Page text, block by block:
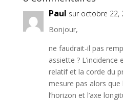
Paul sur octobre 22,
Bonjour,
ne faudrait-il pas
assiette ? L’incidence
relatif et la corde du
mesure pas alors que
l’horizon et l’axe